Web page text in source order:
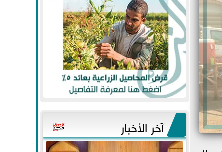
آخر الأخبار